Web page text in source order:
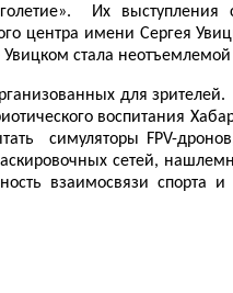
Их
центра имени Сергея
стала неотъемлемой
для
воспитания
симуляторы FPV-
сетей,
взаимосвязи спорта и